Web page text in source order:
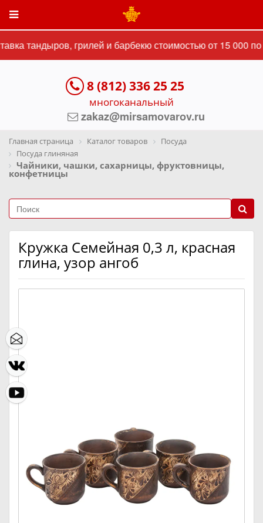
тандыров, грилей и барбекю стоимостью от 15 000
8 (812) 336 25 25
многоканальный
zakaz@mirsamovarov.ru
Главная страница Каталог товаров
Посуда
Посуда глиняная
Чайники, чашки, сахарницы, фруктовницы,
конфетницы
Кружка Семейная 0,3 л, красная
глина, узор ангоб